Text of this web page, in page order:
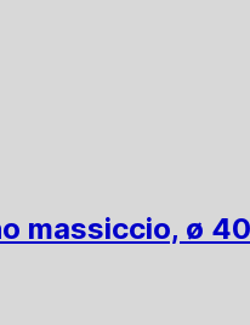
massiccio, ø